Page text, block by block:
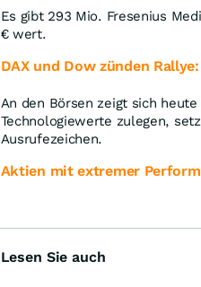
Es gibt 293 Mio. Fresenius
€ wert.
DAX und Dow zünden
An den Börsen zeigt sich
Technologiewerte zulegen,
Ausrufezeichen.
Aktien mit extremer
Lesen Sie auch